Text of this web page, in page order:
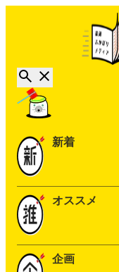
新着
オススメ
企画